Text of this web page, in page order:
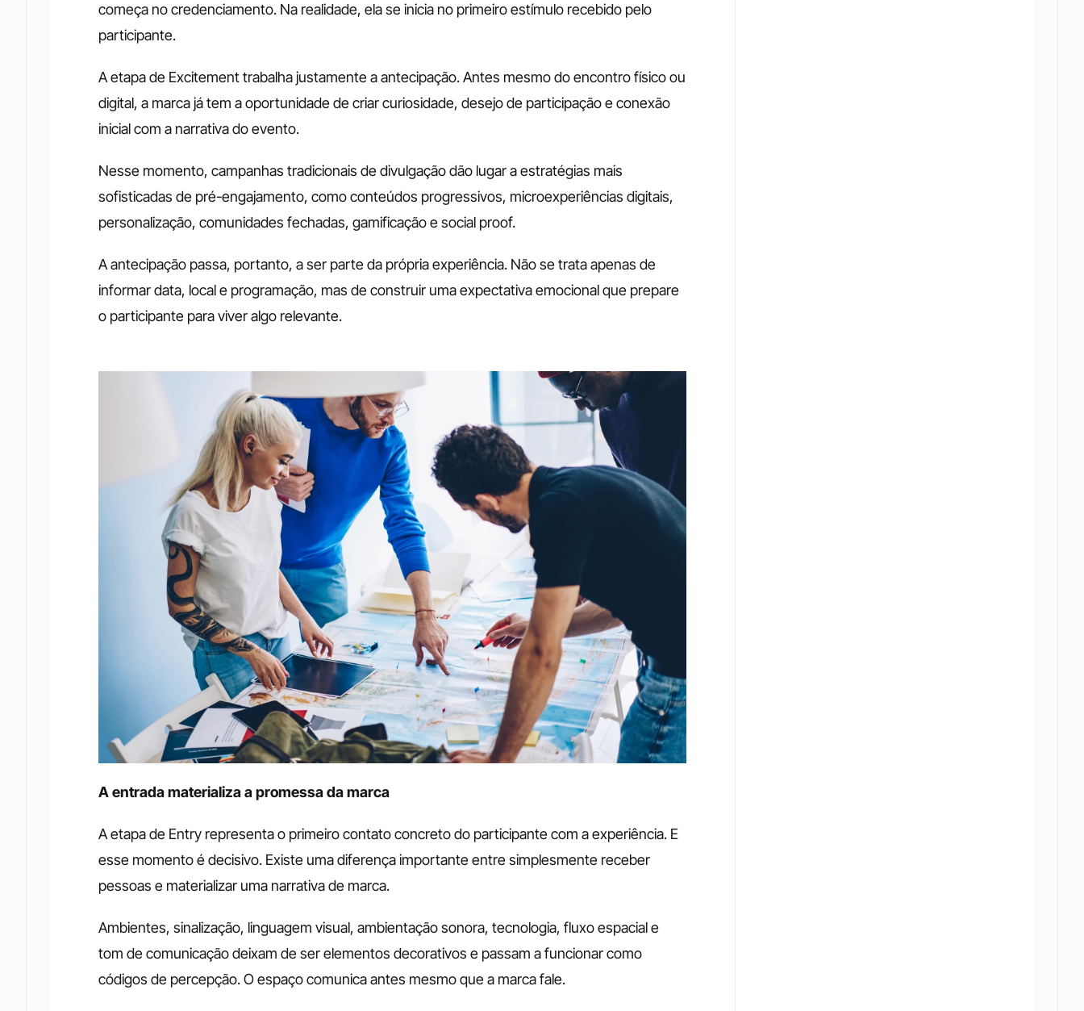
começa no credenciamento. Na realidade, ela se inicia no primeiro estímulo recebido pelo
participante.
A etapa de Excitement trabalha justamente a antecipação. Antes mesmo do encontro físico ou
digital, a marca já tem a oportunidade de criar curiosidade, desejo de participação e conexão
inicial com a narrativa do evento.
Nesse momento, campanhas tradicionais de divulgação dão lugar a estratégias mais
sofisticadas de pré-engajamento, como conteúdos progressivos, microexperiências digitais,
personalização, comunidades fechadas, gamificação e social proof.
A antecipação passa, portanto, a ser parte da própria experiência. Não se trata apenas de
informar data, local e programação, mas de construir uma expectativa emocional que prepare
o participante para viver algo relevante.
A entrada materializa a promessa da marca
A etapa de Entry representa o primeiro contato concreto do participante com a experiência. E
esse momento é decisivo. Existe uma diferença importante entre simplesmente receber
pessoas e materializar uma narrativa de marca.
Ambientes, sinalização, linguagem visual, ambientação sonora, tecnologia, fluxo espacial e
tom de comunicação deixam de ser elementos decorativos e passam a funcionar como
códigos de percepção. O espaço comunica antes mesmo que a marca fale.